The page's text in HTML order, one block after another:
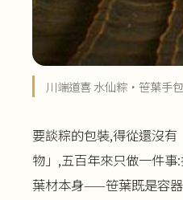
川端道喜 水仙粽・笹葉手包
要談粽的包裝,得從還沒
物」,五百年來只做一件
葉材本身——笹葉既是容